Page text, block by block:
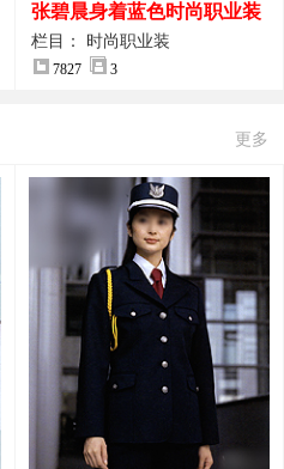
张碧晨身着蓝色时尚职业装
服装图片
栏目： 时尚职业装
7827 3
更多